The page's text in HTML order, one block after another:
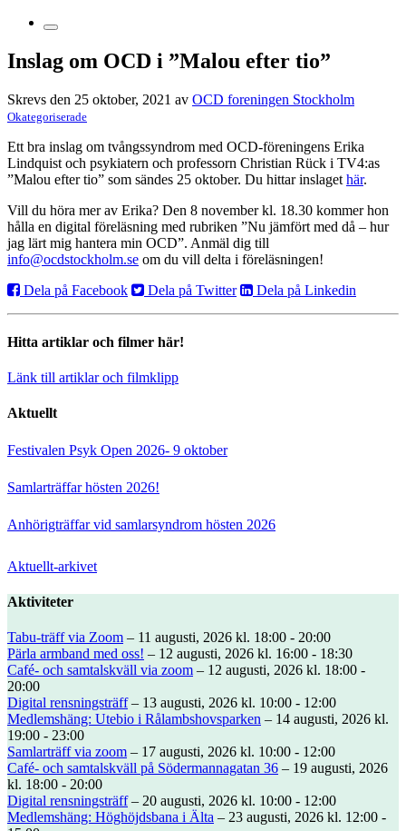
Inslag om OCD i ”Malou efter tio”
Skrevs den 25 oktober, 2021 av OCD foreningen Stockholm
Okategoriserade
Ett bra inslag om tvångssyndrom med OCD-föreningens Erika
Lindquist och psykiatern och professorn Christian Rück i TV4:as
”Malou efter tio” som sändes 25 oktober. Du hittar inslaget här.
Vill du höra mer av Erika? Den 8 november kl. 18.30 kommer hon
hålla en digital föreläsning med rubriken ”Nu jämfört med då – hur
jag lärt mig hantera min OCD”. Anmäl dig till
info@ocdstockholm.se om du vill delta i föreläsningen!
Dela på Facebook
Dela på Twitter Dela på Linkedin
Hitta artiklar och filmer här!
Länk till artiklar och filmklipp
Aktuellt
Festivalen Psyk Open 2026- 9 oktober
Samlarträffar hösten 2026!
Anhörigträffar vid samlarsyndrom hösten 2026
Aktuellt-arkivet
Aktiviteter
Tabu-träff via Zoom – 11 augusti, 2026 kl. 18:00 - 20:00
Pärla armband med oss! – 12 augusti, 2026 kl. 16:00 - 18:30
Café- och samtalskväll via zoom – 12 augusti, 2026 kl. 18:00 -
20:00
Digital rensningsträff– 13 augusti, 2026 kl. 10:00 - 12:00
Medlemshäng: Utebio i Rålambshovsparken – 14 augusti, 2026 kl.
19:00 - 23:00
Samlarträff via zoom – 17 augusti, 2026 kl. 10:00 - 12:00
Café- och samtalskväll på Södermannagatan 36 – 19 augusti, 2026
kl. 18:00 - 20:00
Digital rensningsträff– 20 augusti, 2026 kl. 10:00 - 12:00
Medlemshäng: Höghöjdsbana i Älta – 23 augusti, 2026 kl. 12:00 -